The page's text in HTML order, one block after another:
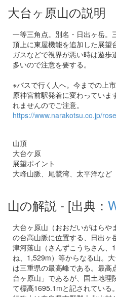
大台ヶ原山の説明
一等三角点。別名・日出ヶ岳。
頂上に東屋機能を追加した展望
ガスなどで視界が悪い時は遊
多いので注意を要する。
※バスで行く人へ。今までの上
原神宮前駅発着に変わってい
れませんのでご注意。
https://www.narakotsu.co.jp/
山頂
大台ケ原
展望ポイント
大峰山脈、尾鷲湾、太平洋な
山の解説 - [出典：
大台ヶ原山（おおだいがはら
の台高山脈に位置する、日出
津河落山（さんずこうちさん
ね、1,529m）等からなる山。
は三重県の最高峰である。最
台ヶ原山」であるが、国土地理
て標高1695.1mと記されている。